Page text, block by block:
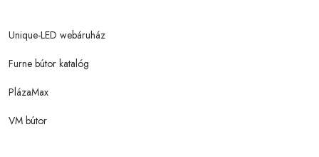
Unique-LED webáruház
Furne bútor katalóg
PlázaMax
VM bútor